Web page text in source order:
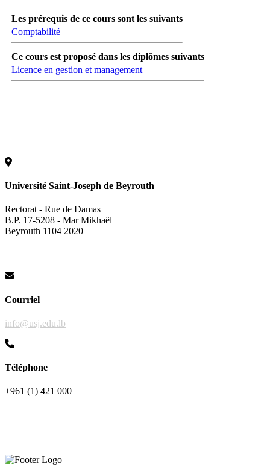
Les prérequis de ce cours sont les suivants
Comptabilité
Ce cours est proposé dans les diplômes suivants
Licence en gestion et management
Université Saint-Joseph de Beyrouth
Rectorat - Rue de Damas
B.P. 17-5208 - Mar Mikhaël
Beyrouth 1104 2020
Courriel
info@usj.edu.lb
Téléphone
+961 (1) 421 000